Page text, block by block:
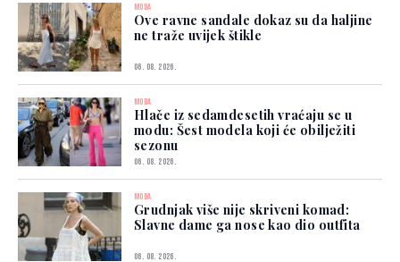
MODA
Ove ravne sandale dokaz su da haljine
ne traže uvijek štikle
06. 08. 2026.
MODA
Hlače iz sedamdesetih vraćaju se u
modu: Šest modela koji će obilježiti
sezonu
06. 08. 2026.
MODA
Grudnjak više nije skriveni komad:
Slavne dame ga nose kao dio outfita
06. 08. 2026.